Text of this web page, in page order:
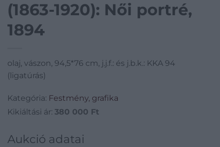
(1863-1920): Női portré,
1894
olaj, vászon, 94,5*76 cm, j.j.f.: és j.b.k.: KKA 94
(ligatúrás)
Kategória: Festmény, grafika
Kikiáltási ár: 380 000 Ft
Aukció adatai